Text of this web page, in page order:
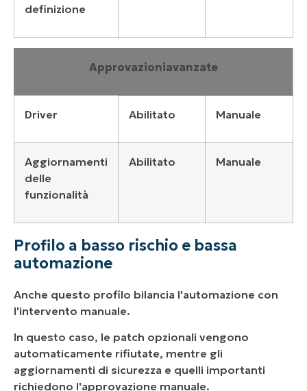
definizione
Approvazioniavanzate
Driver Abilitato Manuale
Aggiornamenti
delle
funzionalità
Abilitato Manuale
Profilo a basso rischio e bassa
automazione
Anche questo profilo bilancia l'automazione con
l'intervento manuale.
In questo caso, le patch opzionali vengono
automaticamente rifiutate, mentre gli
aggiornamenti di sicurezza e quelli importanti
richiedono l'approvazione manuale.